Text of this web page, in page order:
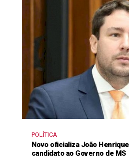
POLÍTICA
Novo oficializa João
candidato ao Governo de MS